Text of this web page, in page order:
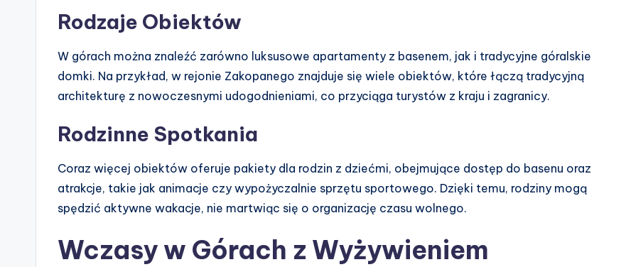
Rodzaje Obiektów
W górach można znaleźć zarówno luksusowe apartamenty z basenem, jak i tradycyjne góralskie
domki. Na przykład, w rejonie Zakopanego znajduje się wiele obiektów, które łączą tradycyjną
architekturę z nowoczesnymi udogodnieniami, co przyciąga turystów z kraju i zagranicy.
Rodzinne Spotkania
Coraz więcej obiektów oferuje pakiety dla rodzin z dziećmi, obejmujące dostęp do basenu oraz
atrakcje, takie jak animacje czy wypożyczalnie sprzętu sportowego. Dzięki temu, rodziny mogą
spędzić aktywne wakacje, nie martwiąc się o organizację czasu wolnego.
Wczasy w Górach z Wyżywieniem